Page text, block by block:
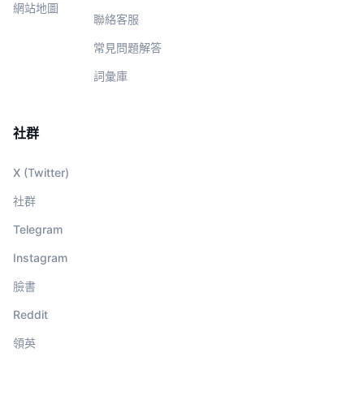
網站地圖
聯絡客服
常見問題解答
詞彙庫
社群
X (Twitter)
社群
Telegram
Instagram
臉書
Reddit
領英